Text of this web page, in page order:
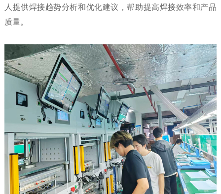
人提供焊接趋势分析和优化建议，帮助提高焊接效率和产品
质量。